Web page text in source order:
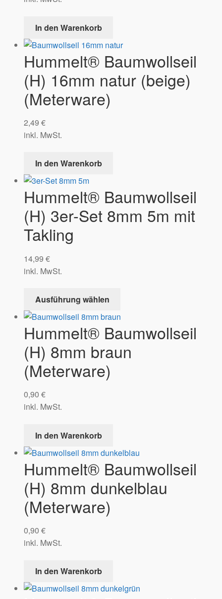
In den Warenkorb
Hummelt® Baumwollseil
(H) 16mm natur (beige)
(Meterware)
2,49 €
inkl. MwSt.
In den Warenkorb
Hummelt® Baumwollseil
(H) 3er-Set 8mm 5m mit
Takling
14,99 €
inkl. MwSt.
Ausführung wählen
Hummelt® Baumwollseil
(H) 8mm braun
(Meterware)
0,90 €
inkl. MwSt.
In den Warenkorb
Hummelt® Baumwollseil
(H) 8mm dunkelblau
(Meterware)
0,90 €
inkl. MwSt.
In den Warenkorb